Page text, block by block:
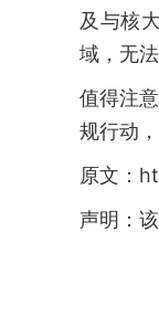
及与核
域，无
值得注
规行动
原文：
声明：